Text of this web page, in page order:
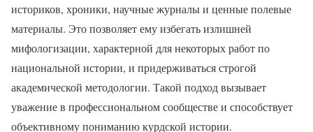
историков, хроники, научные журналы и ценные полевые
материалы. Это позволяет ему избегать излишней
мифологизации, характерной для некоторых работ по
национальной истории, и придерживаться строгой
академической методологии. Такой подход вызывает
уважение в профессиональном сообществе и способствует
объективному пониманию курдской истории.